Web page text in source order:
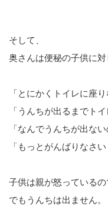
そして、
奥さんは便秘の子供に対
「とにかくトイレに座り
「うんちが出るまでト
「なんでうんちが出ない
「もっとがんばりなさい
子供は親が怒っているの
でもうんちは出ません。